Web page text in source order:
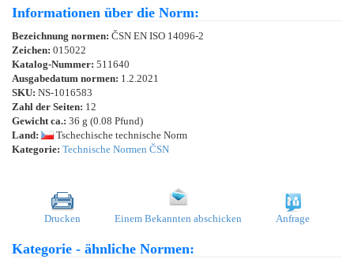
Informationen über die Norm:
Bezeichnung normen: ČSN EN ISO 14096-2
Zeichen: 015022
Katalog-Nummer: 511640
Ausgabedatum normen: 1.2.2021
SKU: NS-1016583
Zahl der Seiten: 12
Gewicht ca.: 36 g (0.08 Pfund)
Land:
Tschechische technische Norm
Kategorie: Technische Normen ČSN
Drucken Einem Bekannten abschicken Anfrage
Kategorie - ähnliche Normen: